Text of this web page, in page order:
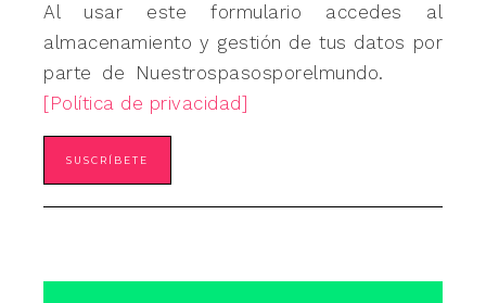
Al usar este formulario accedes al
almacenamiento y gestión de tus datos por
parte de Nuestrospasosporelmundo.
[Política de privacidad]